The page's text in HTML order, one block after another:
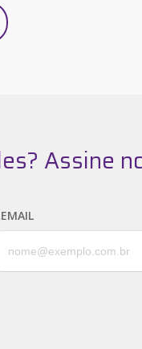
Assine
EMAIL